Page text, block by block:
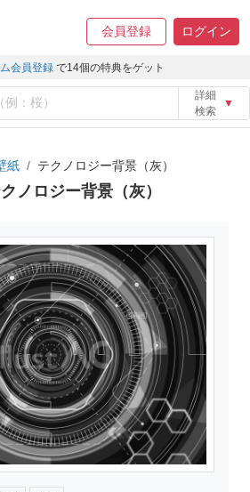
会員登録 ログイン
会員登録 で14個の特典をゲット
詳細
検索
▼
紙 テクノロジー背景（灰）
ノロジー背景（灰）